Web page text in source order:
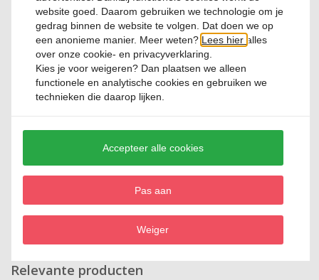
FAQ Contact
Beoordelingen
Review toevoegen
Relevante producten
website goed. Daarom gebruiken we technologie om je
gedrag binnen de website te volgen. Dat doen we op
een anonieme manier. Meer weten?Lees hieralles
over onze cookie- en privacyverklaring.
Kies je voorweigeren? Dan plaatsen we alleen
functionele en analytische cookies en gebruiken we
technieken die daarop lijken.
Accepteer alle cookies
Pas aan
Weiger